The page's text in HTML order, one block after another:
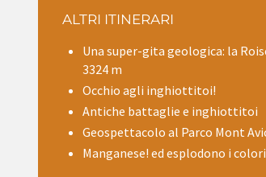
ALTRI ITINERARI
Una super-gita geologica: la
3324 m
Occhio agli inghiottitoi!
Antiche battaglie e inghiottitoi
Geospettacolo al Parco Mont
Manganese! ed esplodono i colori